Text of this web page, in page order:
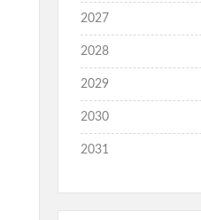
2027
2028
2029
2030
2031